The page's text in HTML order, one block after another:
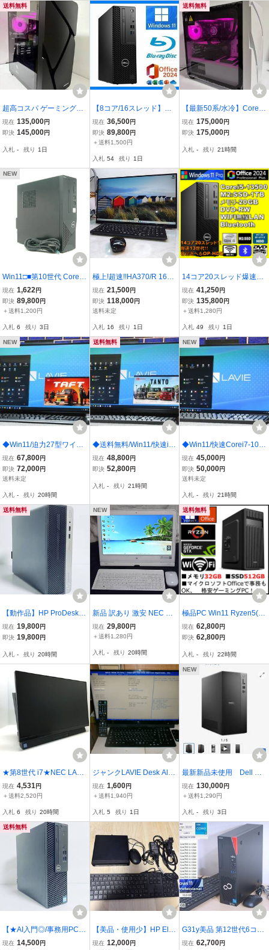
送料無料
超高コスパ ゲーミングPC
AIイラスト最適 Ryzen 7
5700/ RX9060 XT/32GB/
スケース/Windows 11#K8
現在 135,000円
即決 145,000円
入札 - 残り 1日
【8コア/16スレッド】第1
0世代i7-10700◆ブルーレ
イ再生/記録◆新品【SSD
1TB】M.2◆メモリ16GB
uetooth◆Office2024
現在 36,500円
即決 89,800円
＋送料1,500円
入札 54 残り 1日
送料無料
【最新50系/水冷】Core i
7-14700 / RTX 5060 Ti /
RAM32GB / M.2 SSD1TB/
ーミングPC / 新品ケース
現在 175,000円
即決 175,000円
入札 - 残り 21時間
NEW
Win11□■第10世代 Core i
7-10700/超大容量32GBメ
モリ/M.2 SSD-1TB+HDD-
3TB！DELL Vostro 3681
Fi / Bluetooth
現在 1,622円
即決 89,800円
＋送料1,200円
入札 6 残り 3日
極上!超速!!HA370/R 16G
B M.2SSD512GB+HDD1
TB!Win11 Office2021 YA
MAHA/23.8型液晶/Wi-Fi6/
有 HA970 HA770 HA570
現在 21,500円
即決 118,000円
送料未定
入札 16 残り 1日
14コア20スレッド爆速13
世代！/ Corei5-13500/ M
2:SSD-1TB/ メモリ-20G
B/ OP-HDD/ DVD-RW/ WI
Pro/Win11Pro
現在 41,250円
即決 135,800円
＋送料1,280円
入札 49 残り 1日
NEW
◆Win11/迫力27型ワイド/
快速Corei7-8565U＆20G
Bメモリ/爆速NVMeSSD
+大容量HD3TB/地デジW
＆MU/HDMI/Office/DA97
現在 67,800円
即決 72,000円
送料未定
入札 - 残り 20時間
送料無料
◆送料無料/Win11/快速i7-
8565U/爆速SSD+HD2TB/
迫力23.8型ワイド/地デジ
品KB＆無線MU/USB3.1/
現在 48,800円
即決 52,800円
入札 - 残り 21時間
NEW
◆Win11/快速Corei7-105
10U/高速Optaneメモリ16
GB＆HD1TB/迫力23.8型
ワイド/Wi-fi/新品KB＆無
HDMI/Office/GD187
現在 45,000円
即決 50,000円
送料未定
入札 - 残り 21時間
送料無料
【動作品】HP ProDesk
第9世代 Core i5-9500 / 8
GB / 高速SSD 256GB / D
源コード付 即使用可＃A1
現在 19,800円
即決 19,800円
入札 - 残り 20時間
NEW
新品 訳あり 激安 NEC LA
VIE Hybrid Frista PC-HF1
50BAW 最新Windows11
タッチパネル 15.6インチ
一体型PC
現在 29,800円
＋送料1,280円
入札 - 残り 20時間
送料無料
極品PC Win11 Ryzen5(≒
Core i7 9700) GTX980 メ
モリ32G SSD512GB offic
ーム・事務 WiFi 4画面 ヴ
ァロ 原神
現在 62,800円
即決 62,800円
入札 - 残り 22時間
★第8世代 i7★NEC LAVI
E DA770/M【FHD23.8型
｜Core i7-8565U｜メモ
DD2.0TB｜Blu-ray】（未
チェック品）
現在 4,531 円
＋送料2,520円
入札 6 残り 20時間
ジャンクLAVIE Desk All-i
n-one DA770/MAB 23.
8“一体型PC☆Win11/Core
SSD256GB/ブルーレイ☆
現在 1,600円
＋送料1,940円
入札 5 残り 1日
NEW
最新新品未使用 Dell EC
T1250 CoreUltra7-265 メ
モリ32GB ストレージ1TB
現在 130,000円
＋送料1,290円
入札 - 残り 3日
送料無料
【★AI入門◎/事務用PC】
DELL OptiPlex/ Core i5-7
現在 14,500円
【美品・使用少】HP Elite
Mini 805 G8 / AMD Ryzen
現在 12,000円
G31y美品 第12世代6コア
12スレッド 高速 メモリ1
現在 62,700円